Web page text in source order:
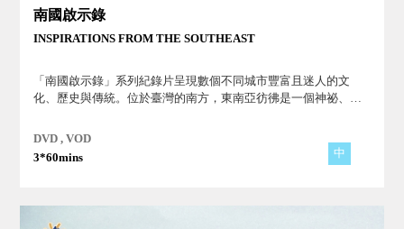
南國啟示錄
INSPIRATIONS FROM THE SOUTHEAST
「南國啟示錄」系列紀錄片呈現數個不同城市豐富且迷人的文
化、歷史與傳統。位於臺灣的南方，東南亞彷彿是一個神祕、璀
DVD , VOD
3*60mins
中